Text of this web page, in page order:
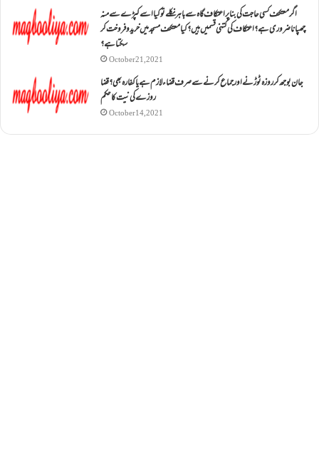
اگر معتکف کسی حاجت کی بنا پر اعتکاف گاہ سے باہر نکلے تو کیا اسے کپڑے سے منہ
چھپانا ضروری ہے؟اعتکاف کی کتنی قسمیں ہیں؟کیا معتکف مسجد میں خرید و فروخت کر
سکتا ہے؟
October 21, 2021
جان بوجھ کر روزہ ٹوڑنے اور جماع کرنے سے صرف قضاء لازم ہے یا کفارہ بھی؟ قضا
روزے کی نیت کا حکم
October 14, 2021